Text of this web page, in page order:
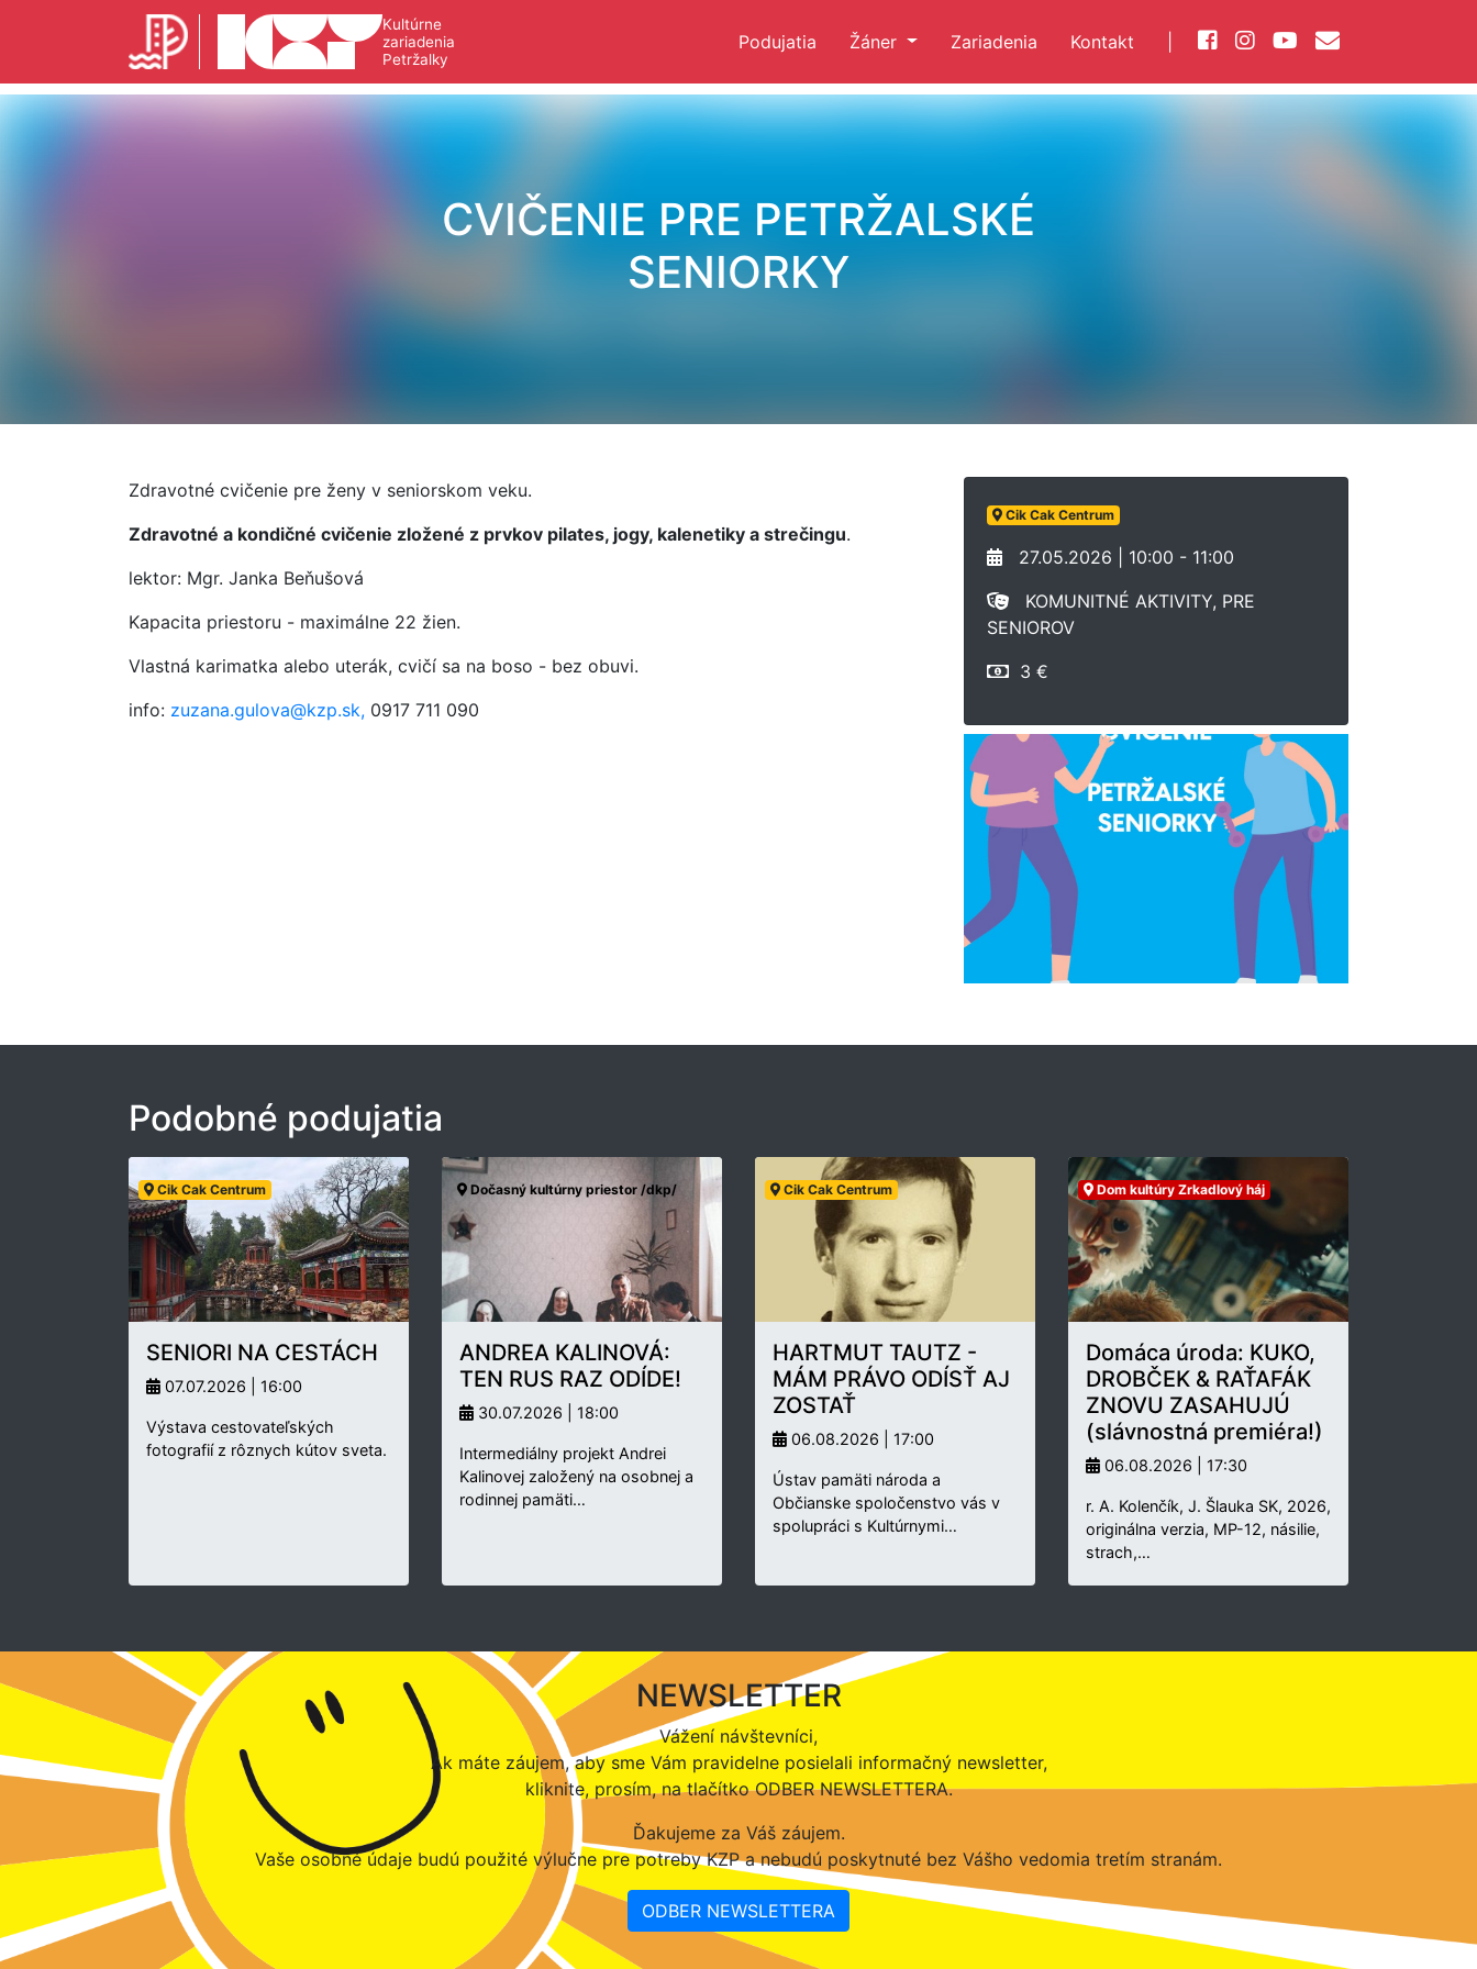
Kultúrne
zariadenia
Petržalky
Podujatia Žáner Zariadenia Kontakt
CVIČENIE PRE PETRŽALSKÉ
SENIORKY
Zdravotné cvičenie pre ženy v seniorskom veku.
Zdravotné a kondičné cvičenie zložené z prvkov pilates, jogy, kalenetiky a strečingu.
lektor: Mgr. Janka Beňušová
Kapacita priestoru - maximálne 22 žien.
Vlastná karimatka alebo uterák, cvičí sa na boso - bez obuvi.
info: zuzana.gulova@kzp.sk, 0917 711 090
Cik Cak Centrum
27.05.2026 | 10:00 - 11:00
KOMUNITNÉ AKTIVITY, PRE
SENIOROV
3 €
Podobné podujatia
Cik Cak Centrum
SENIORI NA CESTÁCH
07.07.2026 | 16:00
Výstava cestovateľských
fotografií z rôznych kútov sveta.
Dočasný kultúrny priestor /dkp/
ANDREA KALINOVÁ:
TEN RUS RAZ ODÍDE!
30.07.2026 | 18:00
Intermediálny projekt Andrei
Kalinovej založený na osobnej a
rodinnej pamäti…
Cik Cak Centrum
HARTMUT TAUTZ -
MÁM PRÁVO ODÍSŤ AJ
ZOSTAŤ
06.08.2026 | 17:00
Ústav pamäti národa a
Občianske spoločenstvo vás v
spolupráci s Kultúrnymi…
Dom kultúry Zrkadlový háj
Domáca úroda: KUKO,
DROBČEK & RAŤAFÁK
ZNOVU ZASAHUJÚ
(slávnostná premiéra!)
06.08.2026 | 17:30
r. A. Kolenčík, J. Šlauka SK, 2026,
originálna verzia, MP-12, násilie,
strach,…
NEWSLETTER
Vážení návštevníci,
Ak máte záujem, aby sme Vám pravidelne posielali informačný newsletter,
kliknite, prosím, na tlačítko ODBER NEWSLETTERA.
Ďakujeme za Váš záujem.
Vaše osobné údaje budú použité výlučne pre potreby KZP a nebudú poskytnuté bez Vášho vedomia tretím stranám.
ODBER NEWSLETTERA